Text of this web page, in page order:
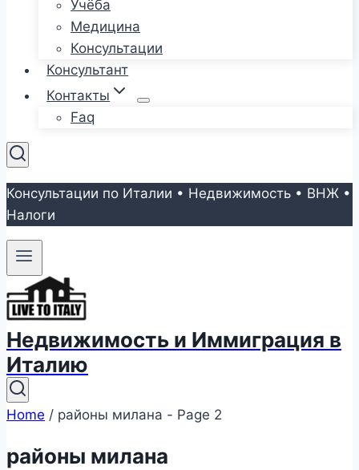
Учёба
Медицина
Консультации
Консультант
Контакты
Faq
Консультации по Италии • Недвижимость • ВНЖ •
Налоги
Недвижимость и Иммиграция в
Италию
Home / районы милана - Page 2
районы милана